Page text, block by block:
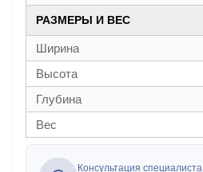
РАЗМЕРЫ И ВЕС
Ширина
Высота
Глубина
Вес
Консультация специалиста